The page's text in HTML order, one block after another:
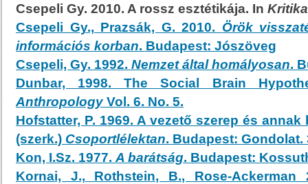
Csepeli Gy. 2010. A rossz esztétikája. In Kritika
Csepeli Gy., Prazsák, G. 2010. Örök
információs korban. Budapest: Jószöveg
Csepeli, Gy. 1992. Nemzet által homályosan.
Dunbar, 1998. The Social Brain
AnthropologyVol. 6. No. 5.
Hofstatter, P. 1969. A vezető szerep és annak
(szerk.) Csoportlélektan. Budapest: Gondolat.
Kon, I.Sz. 1977. A barátság. Budapest:
Kornai, J., Rothstein, B., Rose-